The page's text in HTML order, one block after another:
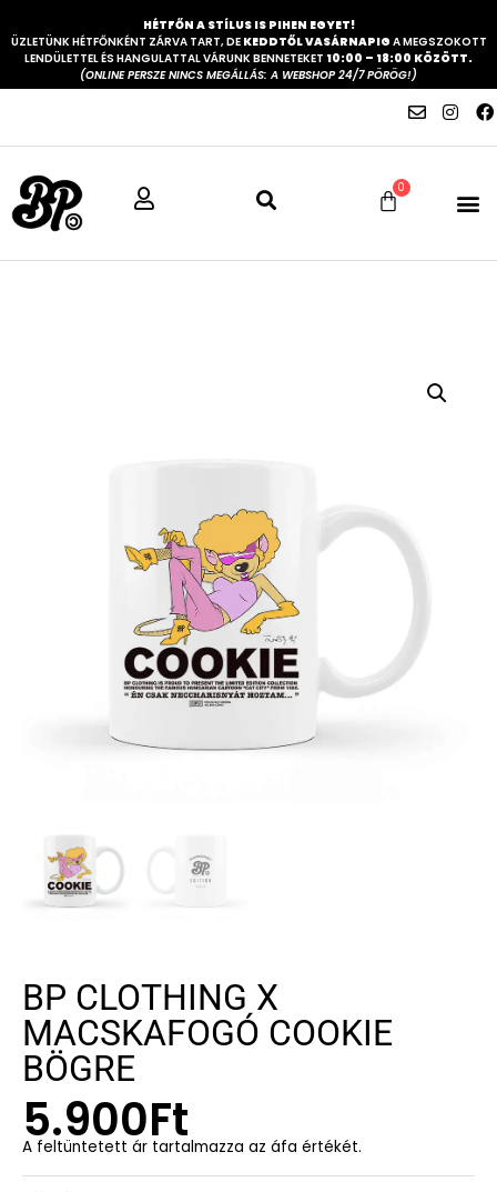
HÉTFŐN A STÍLUS IS PIHEN EGYET!
ÜZLETÜNK HÉTFŐNKÉNT ZÁRVA TART, DE KEDDTŐL VASÁRNAPIG A MEGSZOKOTT
LENDÜLETTEL ÉS HANGULATTAL VÁRUNK BENNETEKET 10:00 – 18:00 KÖZÖTT.
(ONLINE PERSZE NINCS MEGÁLLÁS: A WEBSHOP 24/7 PÖRÖG!)
0
BP CLOTHING X
MACSKAFOGÓ COOKIE
BÖGRE
5.900Ft
A feltüntetett ár tartalmazza az áfa értékét.